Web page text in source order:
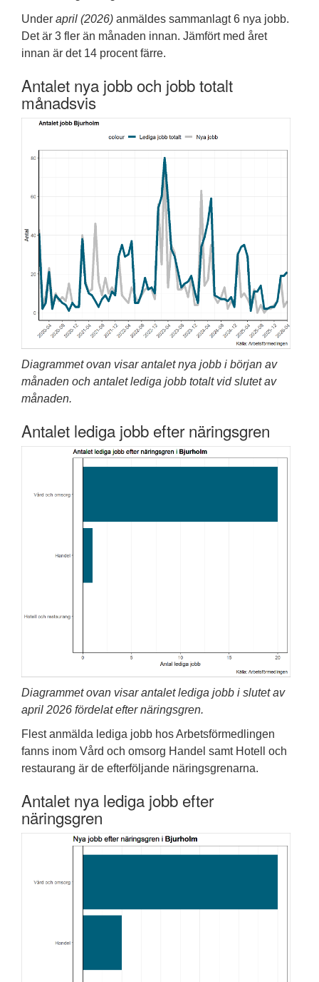
Under april (2026) anmäldes sammanlagt 6 nya jobb.
Det är 3 fler än månaden innan. Jämfört med året
innan är det 14 procent färre.
Antalet nya jobb och jobb totalt
månadsvis
Diagrammet ovan visar antalet nya jobb i början av
månaden och antalet lediga jobb totalt vid slutet av
månaden.
Antalet lediga jobb efter näringsgren
Diagrammet ovan visar antalet lediga jobb i slutet av
april 2026 fördelat efter näringsgren.
Flest anmälda lediga jobb hos Arbetsförmedlingen
fanns inom Vård och omsorg Handel samt Hotell och
restaurang är de efterföljande näringsgrenarna.
Antalet nya lediga jobb efter
näringsgren